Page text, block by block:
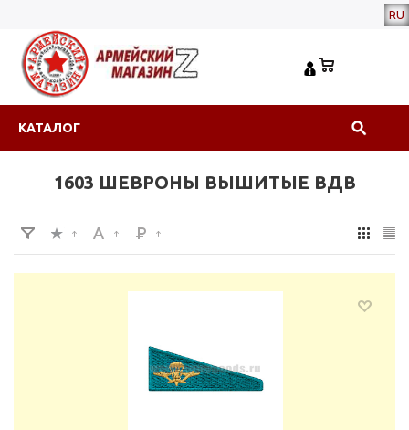
RU
КАТАЛОГ
1603 ШЕВРОНЫ ВЫШИТЫЕ ВДВ